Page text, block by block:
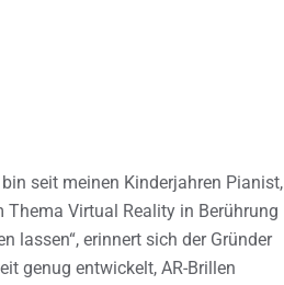
seit meinen Kinderjahren Pianist,
Virtual Reality in Berührung
lassen“, erinnert sich der Gründer
genug entwickelt, AR-Brillen